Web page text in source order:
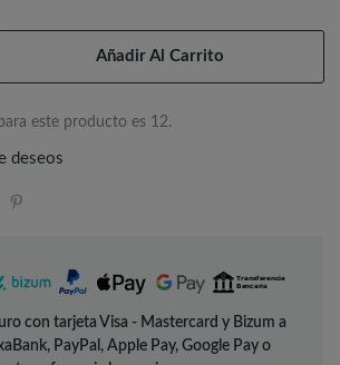
Añadir Al Carrito
este producto es 12.
deseos
con tarjeta Visa - Mastercard y Bizum a
PayPal, Apple Pay, Google Pay o